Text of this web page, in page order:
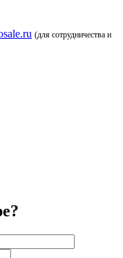
(для сотрудничества и